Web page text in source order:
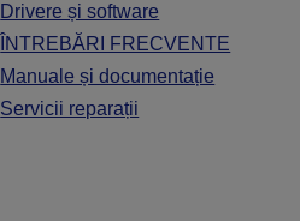
Drivere și software
ÎNTREBĂRI FRECVENTE
Manuale și documentație
Servicii reparații